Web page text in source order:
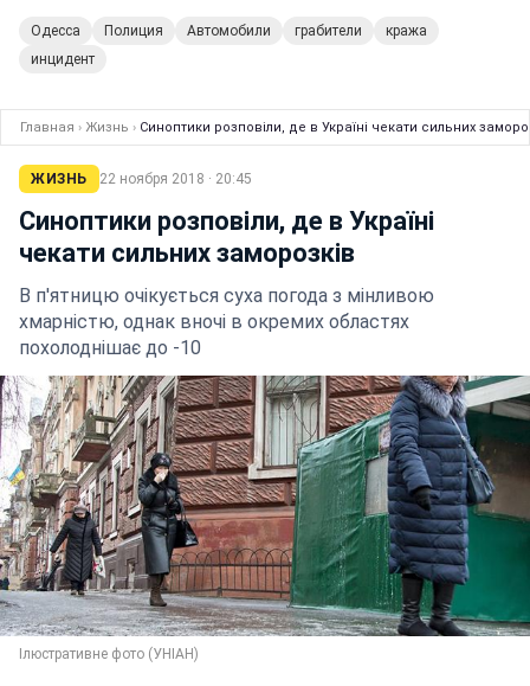
Одесса Полиция Автомобили грабители
кража
инцидент
Главная › Жизнь › Синоптики розповіли, де в Україні чекати сильних
ЖИЗНЬ 22 ноября 2018 · 20:45
Синоптики розповіли, де в Україні
чекати сильних заморозків
В п'ятницю очікується суха погода з мінливою
хмарністю, однак вночі в окремих областях
похолоднішає до -10
Ілюстративне фото (УНІАН)